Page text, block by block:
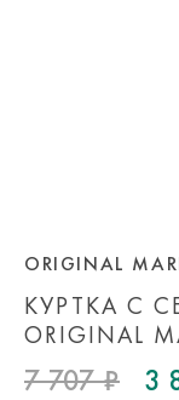
КУРТКА С
ORIGINAL
ORIGINAL
7 707 ₽ 3